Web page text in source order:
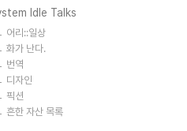
Idle Talks
어리::일상
화가 난다.
번역
디자인
픽션
흔한 자산 목록